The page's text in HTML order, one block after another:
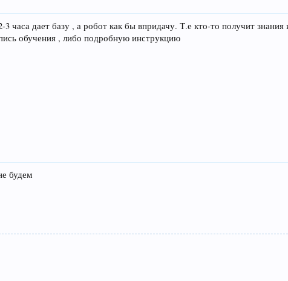
3 часа дает базу , а робот как бы впридачу. Т.е кто-то получит
обучения , либо подробную инструкцию
будем